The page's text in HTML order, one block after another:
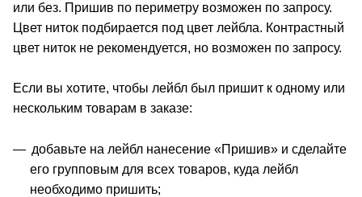
или без. Пришив по периметру возможен по запросу.
Цвет ниток подбирается под цвет лейбла. Контрастный
цвет ниток не рекомендуется, но возможен по запросу.
Если вы хотите, чтобы лейбл был пришит к одному или
нескольким товарам в заказе:
добавьте на лейбл нанесение «Пришив» и сделайте
его групповым для всех товаров, куда лейбл
необходимо пришить;